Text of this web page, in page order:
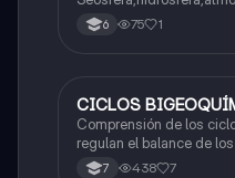
6 75 1
Biologia
CICLOS
Comprensión de los
regulan el balance de
7 438 7